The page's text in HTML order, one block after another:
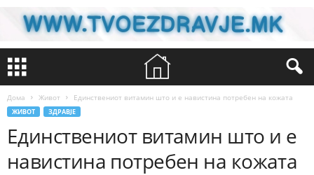
Дома Живот Единствениот витамин што и е навистина потребен на кожата
ЖИВОТ ЗДРАВЈЕ
Единствениот витамин што и е
навистина потребен на кожата